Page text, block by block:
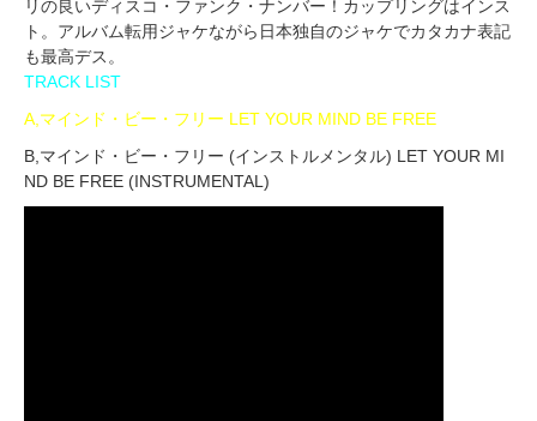
リの良いディスコ・ファンク・ナンバー！カップリングはインス
ト。アルバム転用ジャケながら日本独自のジャケでカタカナ表記
も最高デス。
TRACK LIST
A,マインド・ビー・フリー LET YOUR MIND BE FREE
B,マインド・ビー・フリー (インストルメンタル) LET YOUR MI
ND BE FREE (INSTRUMENTAL)